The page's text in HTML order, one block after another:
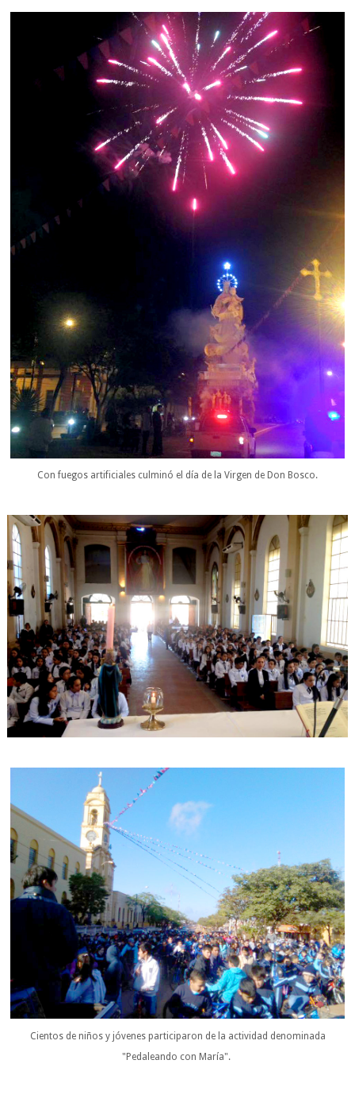
Con fuegos artificiales culminó el día de la Virgen de Don Bosco.
Cientos de niños y jóvenes participaron de la actividad denominada
"Pedaleando con María".